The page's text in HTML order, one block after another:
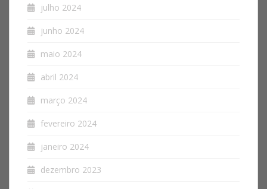
julho 2024
junho 2024
maio 2024
abril 2024
março 2024
fevereiro 2024
janeiro 2024
dezembro 2023